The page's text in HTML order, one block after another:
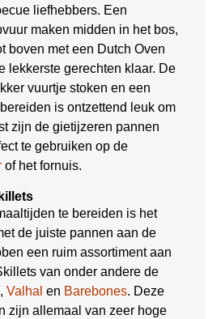
liefhebbers. Een
maken midden in het bos,
boven met een Dutch Oven
lekkerste gerechten klaar. De
vuurtje stoken en een
is ontzettend leuk om
zijn de gietijzeren pannen
te gebruiken op de
of het fornuis.
te bereiden is het
de juiste pannen aan de
een ruim assortiment aan
van onder andere de
, Valhal en Barebones. Deze
zijn allemaal van zeer hoge